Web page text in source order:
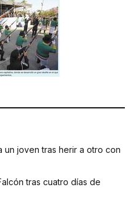
un joven tras herir a otro con
tras cuatro días de